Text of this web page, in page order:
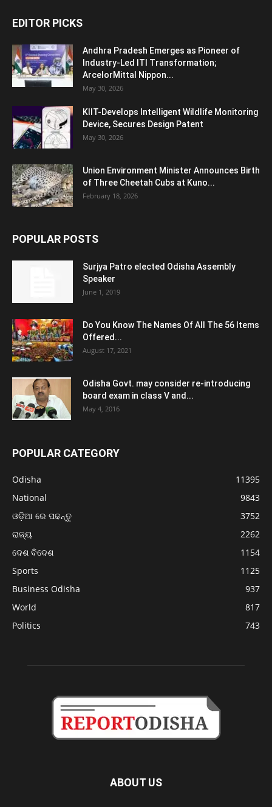
EDITOR PICKS
Andhra Pradesh Emerges as Pioneer of
Industry-Led ITI Transformation;
ArcelorMittal Nippon...
May 30, 2026
KIIT-Develops Intelligent Wildlife Monitoring
Device, Secures Design Patent
May 30, 2026
Union Environment Minister Announces Birth
of Three Cheetah Cubs at Kuno...
February 18, 2026
POPULAR POSTS
Surjya Patro elected Odisha Assembly
Speaker
June 1, 2019
Do You Know The Names Of All The 56 Items
Offered...
August 17, 2021
Odisha Govt. may consider re-introducing
board exam in class V and...
May 4, 2016
POPULAR CATEGORY
Odisha
11395
National
9843
ଓଡ଼ିଆ ରେ ପଢନ୍ତୁ
3752
ରାଜ୍ୟ
2262
ଦେଶ ବିଦେଶ
1154
Sports
1125
Business Odisha
937
World
817
Politics
743
ABOUT US